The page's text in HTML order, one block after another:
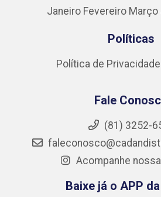
Janeiro Fevereiro Março
Políticas
Política de
Fale
(81) 3252-
Acompanhe
Baixe já o APP